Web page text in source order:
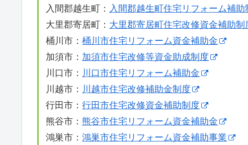
入間郡越生町： 入間郡越生町住宅リフォーム補助
大里郡寄居町： 大里郡寄居町住宅改修資金補助制
桶川市：桶川市住宅リフォーム資金補助金
加須市： 加須市住宅改修等資金助成制度
川口市： 川口市住宅リフォーム補助金
川越市： 川越市住宅改修補助金制度
行田市：行田市住宅改修資金補助制度
熊谷市： 熊谷市住宅リフォーム資金補助金
鴻巣市：鴻巣市住宅リフォーム資金補助事業